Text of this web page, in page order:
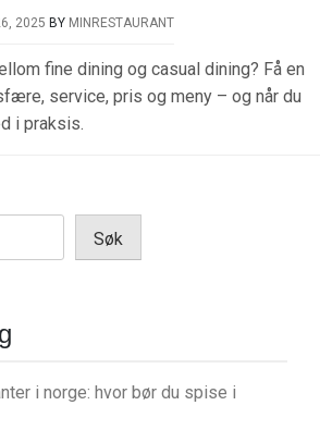
2025 BY MINRESTAURANT
fine dining og casual dining? Få en
service, pris og meny – og når du
i praksis.
Søk
i norge: hvor bør du spise i